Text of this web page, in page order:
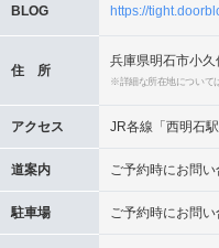
BLOG https://
住 所
兵庫県明石市小久
※詳細な所在地について
アクセス JR各線「西明石
道案内 ご予約時にお問
駐車場 ご予約時にお問